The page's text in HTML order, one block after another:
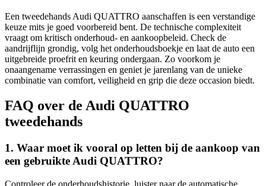
Een tweedehands Audi QUATTRO aanschaffen is een verstandige
keuze mits je goed voorbereid bent. De technische complexiteit
vraagt om kritisch onderhoud- en aankoopbeleid. Check de
aandrijflijn grondig, volg het onderhoudsboekje en laat de auto een
uitgebreide proefrit en keuring ondergaan. Zo voorkom je
onaangename verrassingen en geniet je jarenlang van de unieke
combinatie van comfort, veiligheid en grip die deze occasion biedt.
FAQ over de Audi QUATTRO
tweedehands
1. Waar moet ik vooral op letten bij de aankoop van
een gebruikte Audi QUATTRO?
Controleer de onderhoudshistorie, luister naar de automatische